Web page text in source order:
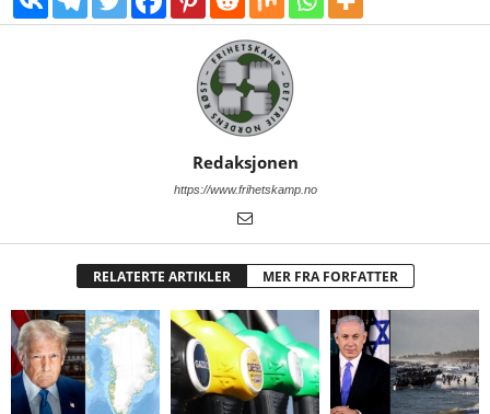
Redaksjonen
https://www.frihetskamp.no
RELATERTE ARTIKLER MER FRA FORFATTER